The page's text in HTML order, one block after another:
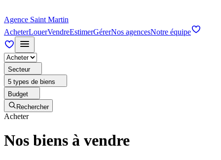
Agence Saint Martin
AcheterLouerVendreEstimerGérerNos agencesNotre équipe
Secteur
5 types de biens
Budget
Rechercher
Acheter
Nos biens à vendre